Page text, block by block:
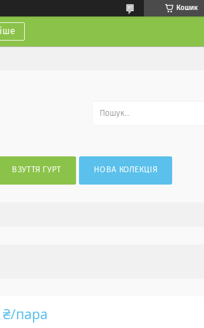
Кошик
ВЗУТТЯ ГУРТ НОВА КОЛЕКЦІЯ
₴/пара